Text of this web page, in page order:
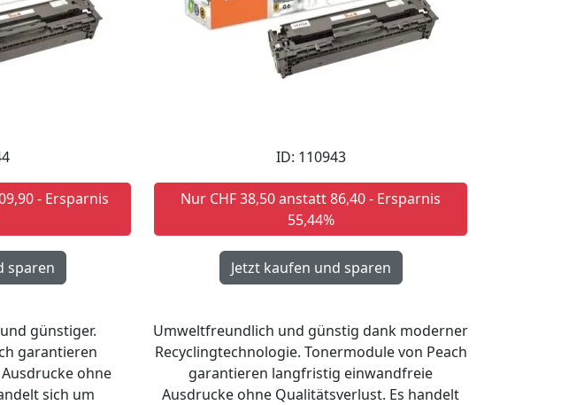
- Ersparnis
günstiger.
garantieren
ohne
sich um
ID: 110943
Nur CHF 38,50 anstatt 86,40 - Ersparnis
55,44%
Umweltfreundlich und günstig dank moderner
Recyclingtechnologie. Tonermodule von Peach
garantieren langfristig einwandfreie
Ausdrucke ohne Qualitätsverlust. Es handelt